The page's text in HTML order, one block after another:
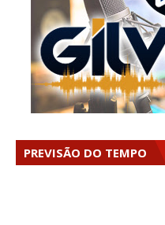
PREVISÃO DO TEMPO